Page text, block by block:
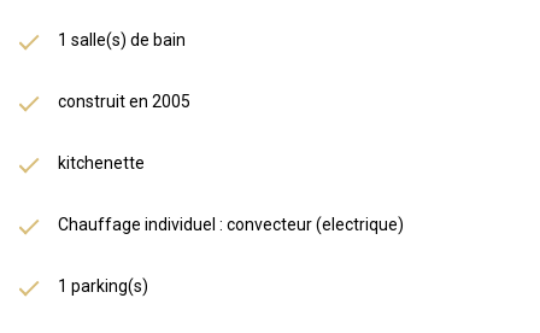
1 salle(s) de bain
construit en 2005
kitchenette
Chauffage individuel : convecteur (electrique)
1 parking(s)